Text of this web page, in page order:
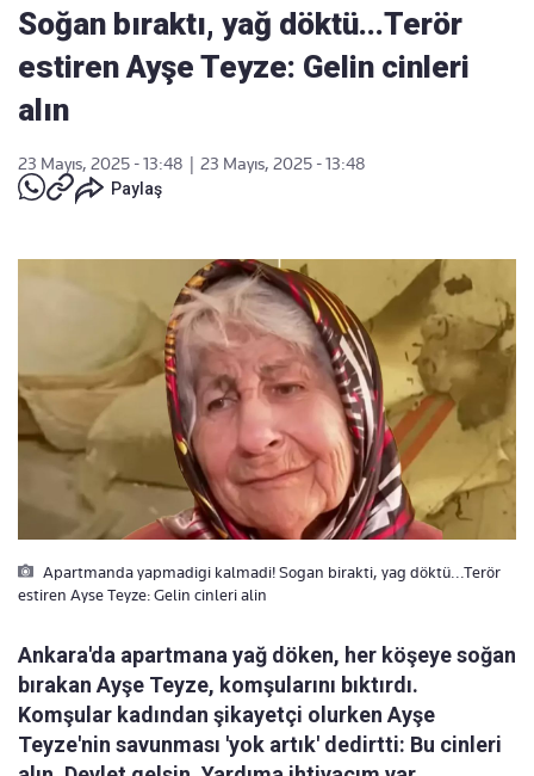
Soğan bıraktı, yağ döktü...Terör
estiren Ayşe Teyze: Gelin cinleri
alın
23 Mayıs, 2025 - 13:48
23 Mayıs, 2025 - 13:48
Paylaş
Apartmanda yapmadigi kalmadi! Sogan birakti, yag döktü...Terör
estiren Ayse Teyze: Gelin cinleri alin
Ankara'da apartmana yağ döken, her köşeye soğan
bırakan Ayşe Teyze, komşularını bıktırdı.
Komşular kadından şikayetçi olurken Ayşe
Teyze'nin savunması 'yok artık' dedirtti: Bu cinleri